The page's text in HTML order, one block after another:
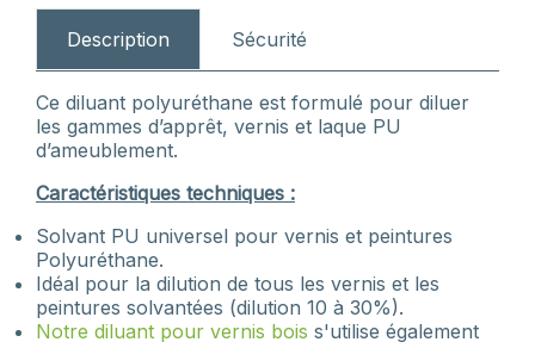
Description Sécurité
Ce diluant polyuréthane est formulé pour diluer
les gammes d’apprêt, vernis et laque PU
d’ameublement.
Caractéristiques techniques :
Solvant PU universel pour vernis et peintures
Polyuréthane.
Idéal pour la dilution de tous les vernis et les
peintures solvantées (dilution 10 à 30%).
Notre diluant pour vernis bois s'utilise également